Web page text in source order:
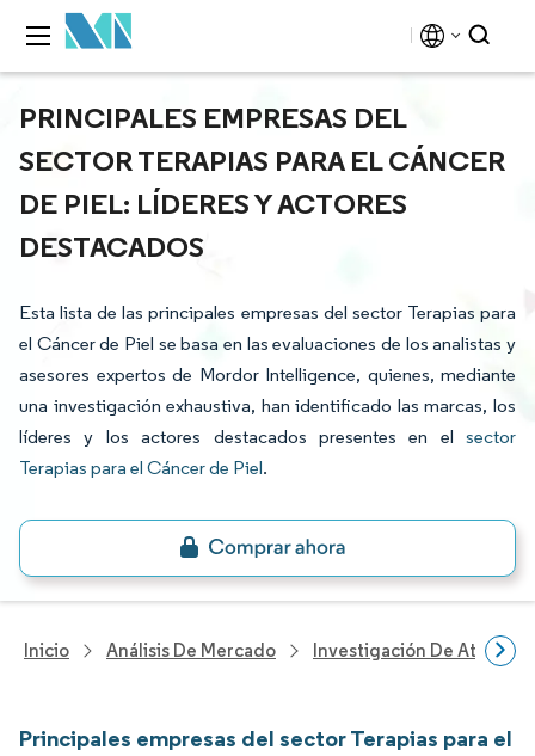
PRINCIPALES EMPRESAS DEL
SECTOR TERAPIAS PARA EL CÁNCER
DE PIEL: LÍDERES Y ACTORES
DESTACADOS
Esta lista de las principales empresas del sector Terapias para
el Cáncer de Piel se basa en las evaluaciones de los analistas y
asesores expertos de Mordor Intelligence, quienes, mediante
una investigación exhaustiva, han identificado las marcas, los
líderes y los actores destacados presentes en el sector
Terapias para el Cáncer de Piel.
Inicio Análisis De Mercado Investigación De
Principales empresas del sector Terapias para el